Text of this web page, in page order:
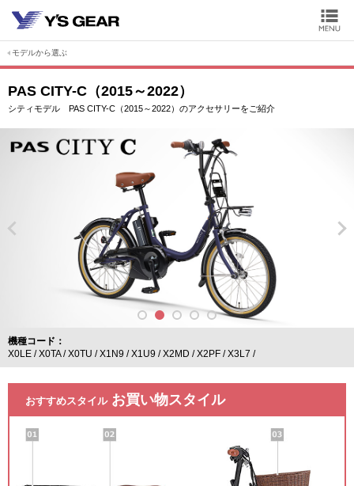
モデルから選ぶ
PAS CITY-C（2015～2022）
シティモデル PAS CITY-C（2015～2022）のアクセサリーをご紹介
機種コード
X0LE
X0TA X0TU X1N9 X1U9 X2MD X2PF X3L7
おすすめスタイル お買い物スタイル